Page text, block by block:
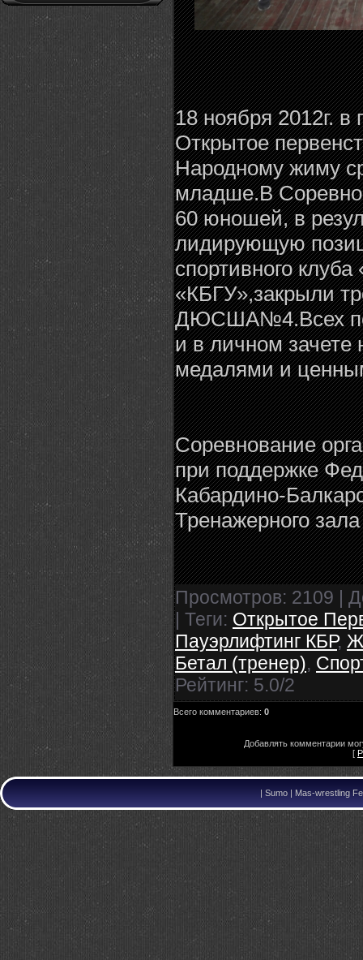
18 ноября 2012г.
Открытое
Народному жиму
младше.В
60 юношей, в
лидирующую
спортивного
«КБГУ»,закрыли
ДЮСША№4.Всех
и в личном зачете
медалями и
Соревнование
при поддержке
Кабардино-
Тренажерного
Просмотров: 2109 |
| Теги: Открытое
Пауэрлифтинг КБР,
Бетал (тренер),
Рейтинг: 5.0/2
Всего комментариев: 0
Добавлять комментарии
[
| Sumo | Mas-wrestling